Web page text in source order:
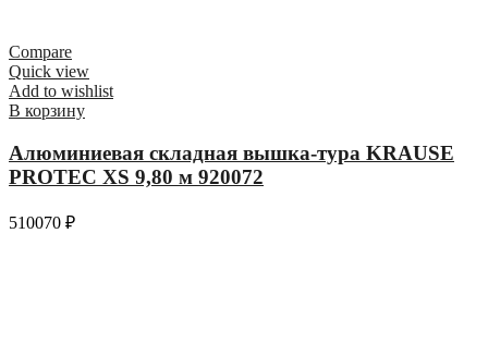
Compare
Quick view
Add to wishlist
В корзину
Алюминиевая складная вышка-тура KRAUSE
PROTEC XS 9,80 м 920072
510070 ₽